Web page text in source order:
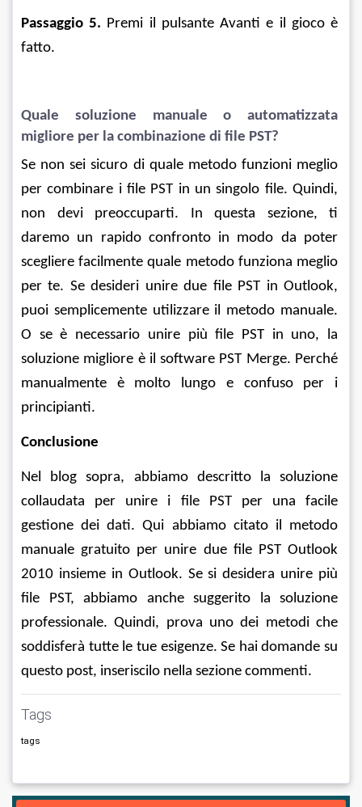
Passaggio 5. Premi il pulsante Avanti e il gioco è
fatto.
Quale soluzione manuale o automatizzata
migliore per la combinazione di file PST?
Se non sei sicuro di quale metodo funzioni meglio
per combinare i file PST in un singolo file. Quindi,
non devi preoccuparti. In questa sezione, ti
daremo un rapido confronto in modo da poter
scegliere facilmente quale metodo funziona meglio
per te. Se desideri unire due file PST in Outlook,
puoi semplicemente utilizzare il metodo manuale.
O se è necessario unire più file PST in uno, la
soluzione migliore è il software PST Merge. Perché
manualmente è molto lungo e confuso per i
principianti.
Conclusione
Nel blog sopra, abbiamo descritto la soluzione
collaudata per unire i file PST per una facile
gestione dei dati. Qui abbiamo citato il metodo
manuale gratuito per unire due file PST Outlook
2010 insieme in Outlook. Se si desidera unire più
file PST, abbiamo anche suggerito la soluzione
professionale. Quindi, prova uno dei metodi che
soddisferà tutte le tue esigenze. Se hai domande su
questo post, inseriscilo nella sezione commenti.
Tags
tags